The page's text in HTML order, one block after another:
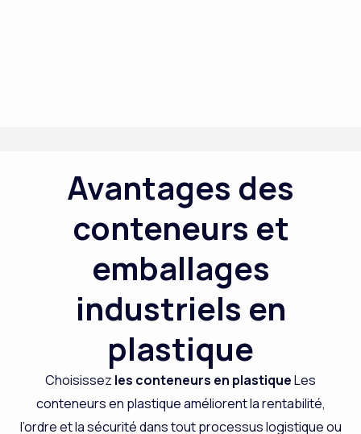
Avantages des
conteneurs et
emballages
industriels en
plastique
Choisissez les conteneurs en plastiqueLes
conteneurs en plastique améliorent la rentabilité,
l’ordre et la sécurité dans tout processus logistique ou